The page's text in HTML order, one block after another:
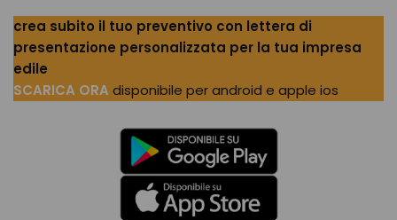
crea subito il tuo preventivo con lettera di
presentazione personalizzata per la tua impresa
edile
SCARICA ORA disponibile per android e apple ios